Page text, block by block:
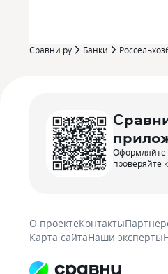
Сравни.ру Банки
Оформляйте
проверяйте
О проектеКонтакты
Карта сайтаНаши эксперты